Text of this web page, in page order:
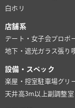
白ホリ
店舗系
デート・女子会プロポ
地下・遮光ガラス張り
設備・スペック
楽屋・控室駐車場グリ
天井高3m以上副調整